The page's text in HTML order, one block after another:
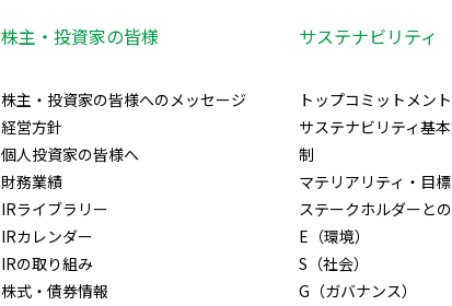
株主・投資家の皆様
株主・投資家の皆様へのメッセージ
経営方針
個人投資家の皆様へ
財務業績
IRライブラリー
IRカレンダー
IRの取り組み
株式・債券情報
サステナビリティ
トップコミットメント
サステナビリティ基
制
マテリアリティ・目標
ステークホルダーと
E（環境）
S（社会）
G（ガバナンス）